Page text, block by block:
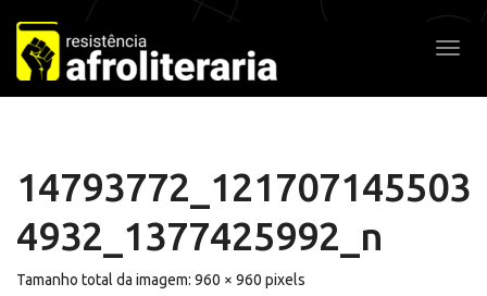
Pular
para
o
conteúdo
14793772_121707145503
4932_1377425992_n
Tamanho total da imagem: 960 × 960 pixels